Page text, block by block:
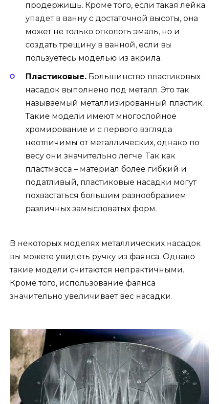
продержишь. Кроме того, если такая лейка
упадет в ванну с достаточной высоты, она
может не только отколоть эмаль, но и
создать трещину в ванной, если вы
пользуетесь моделью из акрила.
Пластиковые. Большинство пластиковых
насадок выполнено под металл. Это так
называемый металлизированный пластик.
Такие модели имеют многослойное
хромирование и с первого взгляда
неотличимы от металлических, однако по
весу они значительно легче. Так как
пластмасса – материал более гибкий и
податливый, пластиковые насадки могут
похвастаться большим разнообразием
различных замысловатых форм.
В некоторых моделях металлических насадок
вы можете увидеть ручку из фаянса. Однако
такие модели считаются непрактичными.
Кроме того, использование фаянса
значительно увеличивает вес насадки.